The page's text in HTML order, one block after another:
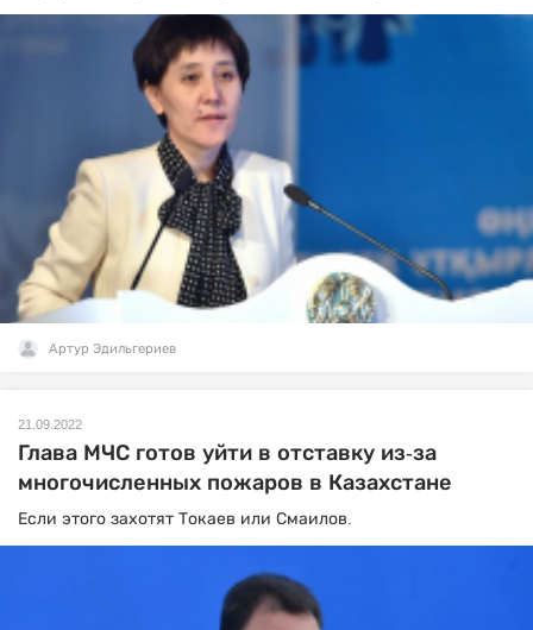
Артур Эдильгериев
21.09.2022
Глава МЧС готов уйти в отставку из-за
многочисленных пожаров в Казахстане
Если этого захотят Токаев или Смаилов.